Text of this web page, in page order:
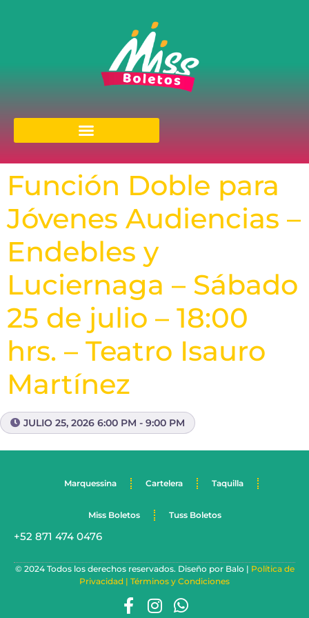
Función Doble para
Jóvenes Audiencias –
Endebles y
Luciernaga – Sábado
25 de julio – 18:00
hrs. – Teatro Isauro
Martínez
JULIO 25, 2026 6:00 PM - 9:00 PM
Marquessina Cartelera Taquilla
Miss Boletos Tuss Boletos
+52 871 474 0476
© 2024 Todos los derechos reservados. Diseño por Balo | Política de
Privacidad | Términos y Condiciones